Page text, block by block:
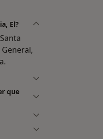
El?
que